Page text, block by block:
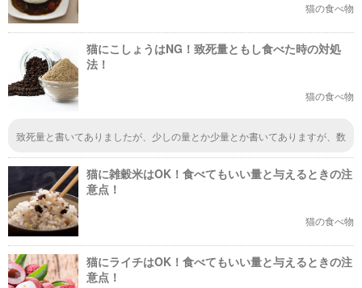
猫の食べ物
猫にこしょうはNG！致死量ともし食べた時の対処
法！
猫の食べ物
致死量と書いてありましたが、少しの量とか少量とか書いてありますが、数
猫に雑穀米はOK！食べてもいい量と与えるときの注
意点！
猫の食べ物
猫にライチはOK！食べてもいい量と与えるときの注
意点！